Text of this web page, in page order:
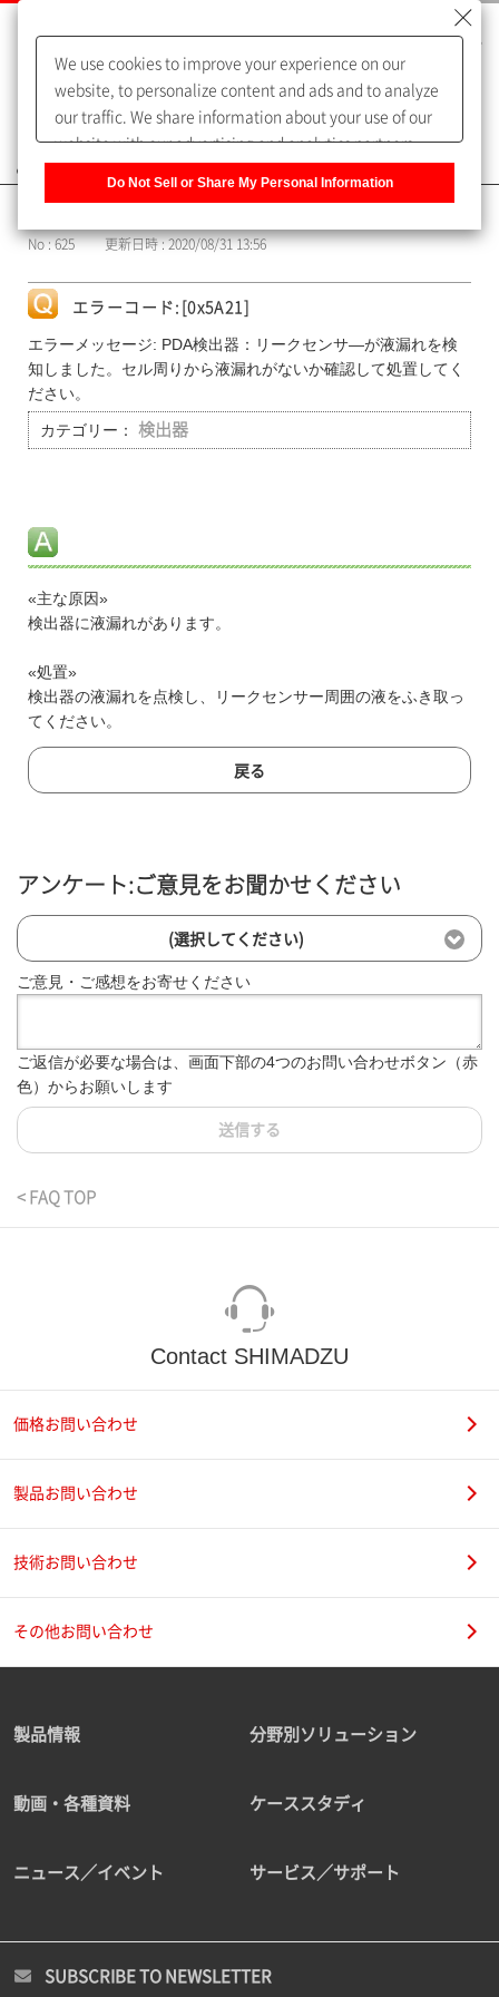
よくあるご質問（FAQ）
No : 625 更新日時 : 2020/08/31 13:56
エラーコード:[0x5A21]
エラーメッセージ: PDA検出器：リークセンサ―が液漏れを検
知しました。セル周りから液漏れがないか確認して処置してく
ださい。
カテゴリー： 検出器
«主な原因»
検出器に液漏れがあります。
«処置»
検出器の液漏れを点検し、リークセンサー周囲の液をふき取っ
てください。
戻る
アンケート:ご意見をお聞かせください
(選択してください)
ご意見・ご感想をお寄せください
ご返信が必要な場合は、画面下部の4つのお問い合わせボタン（赤
色）からお願いします
送信する
< FAQ TOP
Contact SHIMADZU
価格お問い合わせ
製品お問い合わせ
技術お問い合わせ
その他お問い合わせ
製品情報 分野別ソリューション
動画・各種資料 ケーススタディ
ニュース／イベント サービス／サポート
SUBSCRIBE TO NEWSLETTER
We use cookies to improve your experience on our
website, to personalize content and ads and to analyze
our traffic. We share information about your use of our
website with our advertising and analytics partners,
of our sharing information about you with our partners.
Information] to customize your cookie settings on our
Do Not Sell or Share My Personal Information